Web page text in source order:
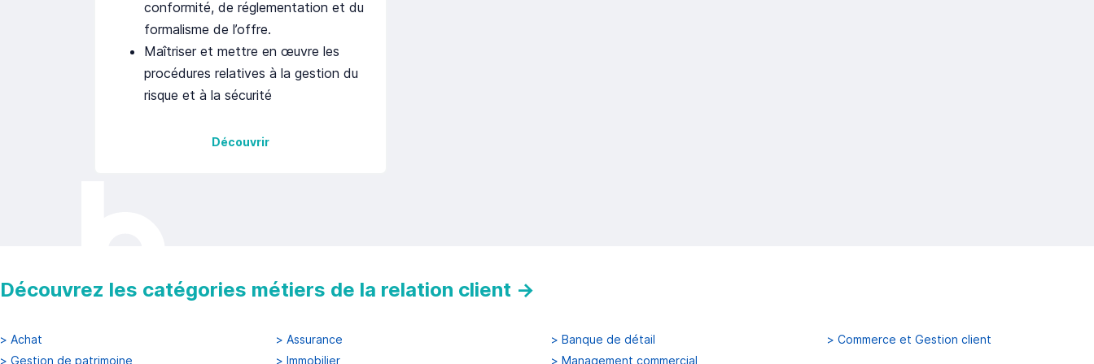
conformité, de réglementation et du
formalisme de l’offre.
Maîtriser et mettre en œuvre les
procédures relatives à la gestion du
risque et à la sécurité
Découvrir
Découvrez les catégories métiers de la relation client →
> Achat > Assurance > Banque de détail > Commerce et Gestion client
> Gestion de patrimoine > Immobilier > Management commercial